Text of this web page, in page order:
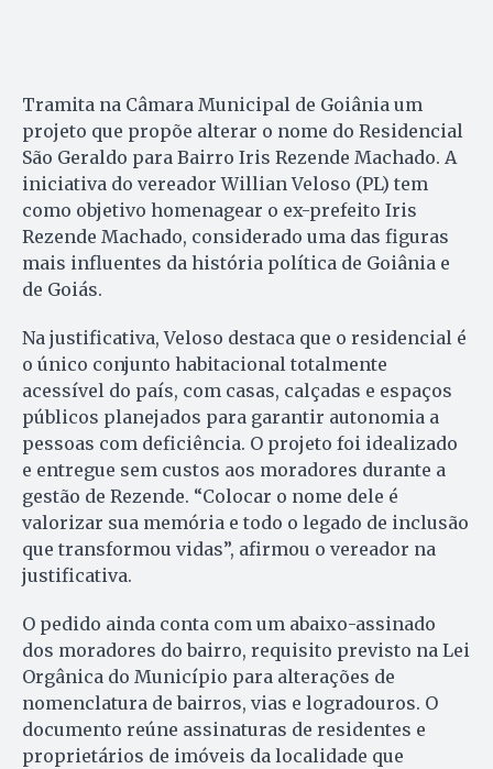
Tramita na Câmara Municipal de Goiânia um
projeto que propõe alterar o nome do Residencial
São Geraldo para Bairro Iris Rezende Machado. A
iniciativa do vereador Willian Veloso (PL) tem
como objetivo homenagear o ex-prefeito Iris
Rezende Machado, considerado uma das figuras
mais influentes da história política de Goiânia e
de Goiás.
Na justificativa, Veloso destaca que o residencial é
o único conjunto habitacional totalmente
acessível do país, com casas, calçadas e espaços
públicos planejados para garantir autonomia a
pessoas com deficiência. O projeto foi idealizado
e entregue sem custos aos moradores durante a
gestão de Rezende. “Colocar o nome dele é
valorizar sua memória e todo o legado de inclusão
que transformou vidas”, afirmou o vereador na
justificativa.
O pedido ainda conta com um abaixo-assinado
dos moradores do bairro, requisito previsto na Lei
Orgânica do Município para alterações de
nomenclatura de bairros, vias e logradouros. O
documento reúne assinaturas de residentes e
proprietários de imóveis da localidade que